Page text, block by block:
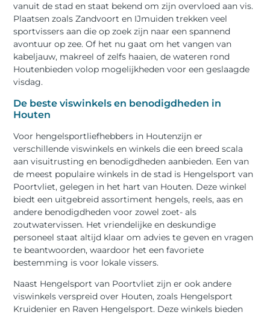
vanuit de stad en staat bekend om zijn overvloed aan vis.
Plaatsen zoals Zandvoort en IJmuiden trekken veel
sportvissers aan die op zoek zijn naar een spannend
avontuur op zee. Of het nu gaat om het vangen van
kabeljauw, makreel of zelfs haaien, de wateren rond
Houtenbieden volop mogelijkheden voor een geslaagde
visdag.
De beste viswinkels en benodigdheden in
Houten
Voor hengelsportliefhebbers in Houtenzijn er
verschillende viswinkels en winkels die een breed scala
aan visuitrusting en benodigdheden aanbieden. Een van
de meest populaire winkels in de stad is Hengelsport van
Poortvliet, gelegen in het hart van Houten. Deze winkel
biedt een uitgebreid assortiment hengels, reels, aas en
andere benodigdheden voor zowel zoet- als
zoutwatervissen. Het vriendelijke en deskundige
personeel staat altijd klaar om advies te geven en vragen
te beantwoorden, waardoor het een favoriete
bestemming is voor lokale vissers.
Naast Hengelsport van Poortvliet zijn er ook andere
viswinkels verspreid over Houten, zoals Hengelsport
Kruidenier en Raven Hengelsport. Deze winkels bieden